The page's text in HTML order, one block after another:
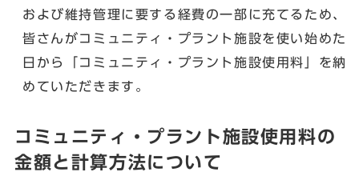
および維持管理に要する経費の一部に充てるため、
皆さんがコミュニティ・プラント施設を使い始めた
日から「コミュニティ・プラント施設使用料」を納
めていただきます。
コミュニティ・プラント施設使用料の
金額と計算方法について